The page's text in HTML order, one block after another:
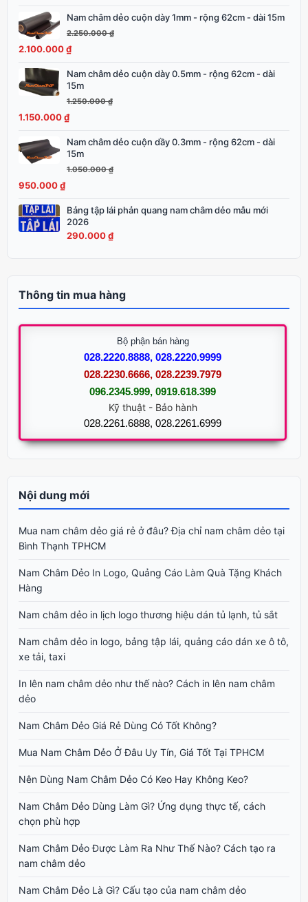
1.600.000 ₫.Nam châm dẻo cuộn dày 1mm - rộng 62cm - dài 15m
2.250.000₫
Giá
gốc
là:
2.100.000₫
Giá
hiện
tại
2.100.000 ₫.Nam châm dẻo cuộn dày 0.5mm - rộng 62cm - dài
15m
1.250.000₫
Giá
gốc
1.250.000 ₫.
1.150.000₫
Giá
hiện
là:
Nam châm dẻo cuộn dầy 0.3mm - rộng 62cm - dài
15m
1.050.000₫
Giá
gốc
1.050.000 ₫.
950.000₫
Giá
hiện
là:
950.000 ₫.
Bảng tập lái phản quang nam châm dẻo mẫu mới
2026
290.000₫
Thông tin mua hàng
Bộ phận bán hàng
028.2220.8888, 028.2220.9999
028.2230.6666, 028.2239.7979
096.2345.999, 0919.618.399
Kỹ thuật - Bảo hành
028.2261.6888, 028.2261.6999
Nội dung mới
Mua nam châm dẻo giá rẻ ở đâu? Địa chỉ nam châm dẻo tại
Bình Thạnh TPHCM
Nam Châm Dẻo In Logo, Quảng Cáo Làm Quà Tặng Khách
Hàng
Nam châm dẻo in lịch logo thương hiệu dán tủ lạnh, tủ sắt
Nam châm dẻo in logo, bảng tập lái, quảng cáo dán xe ô tô,
xe tải, taxi
In lên nam châm dẻo như thế nào? Cách in lên nam châm
dẻo
Nam Châm Dẻo Giá Rẻ Dùng Có Tốt Không?
Mua Nam Châm Dẻo Ở Đâu Uy Tín, Giá Tốt Tại TPHCM
Nên Dùng Nam Châm Dẻo Có Keo Hay Không Keo?
Nam Châm Dẻo Dùng Làm Gì? Ứng dụng thực tế, cách
chọn phù hợp
Nam Châm Dẻo Được Làm Ra Như Thế Nào? Cách tạo ra
nam châm dẻo
Nam Châm Dẻo Là Gì? Cấu tạo của nam châm dẻo